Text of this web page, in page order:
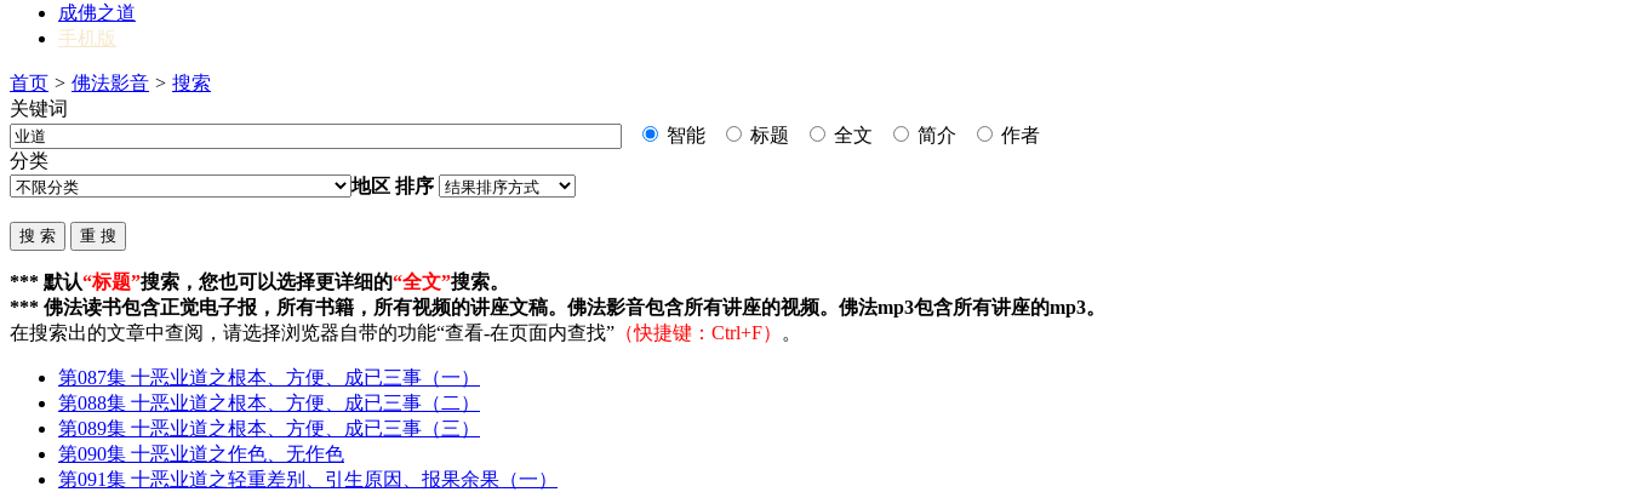
成佛之道
手机版
首页 > 佛法影音 > 搜索
关键词
智能
标题 全文 简介
作者
分类
地区 排序
*** 默认“标题”搜索，您也可以选择更详细的“全文”搜索。
*** 佛法读书包含正觉电子报，所有书籍，所有视频的讲座文稿。佛法影音包含所有讲座的视频。佛法mp3包含所有讲座的mp3。
在搜索出的文章中查阅，请选择浏览器自带的功能“查看-在页面内查找” （快捷键：Ctrl+F） 。
第087集 十恶业道之根本、方便、成已三事（一）
第088集 十恶业道之根本、方便、成已三事（二）
第089集 十恶业道之根本、方便、成已三事（三）
第090集 十恶业道之作色、无作色
第091集 十恶业道之轻重差别、引生原因、报果余果（一）